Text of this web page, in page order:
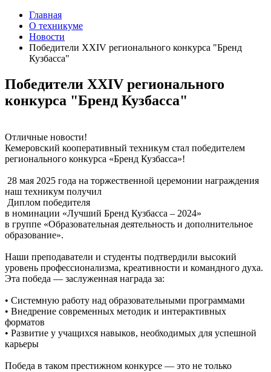
Главная
О техникуме
Новости
Победители XXIV регионального конкурса "Бренд
Кузбасса"
Победители XXIV регионального
конкурса "Бренд Кузбасса"
Отличные новости!
Кемеровский кооперативный техникум стал победителем
регионального конкурса «Бренд Кузбасса»!
28 мая 2025 года на торжественной церемонии награждения
наш техникум получил
Диплом победителя
в номинации «Лучший Бренд Кузбасса – 2024»
в группе «Образовательная деятельность и дополнительное
образование».
Наши преподаватели и студенты подтвердили высокий
уровень профессионализма, креативности и командного духа.
Эта победа — заслуженная награда за:
• Системную работу над образовательными программами
• Внедрение современных методик и интерактивных
форматов
• Развитие у учащихся навыков, необходимых для успешной
карьеры
Победа в таком престижном конкурсе — это не только